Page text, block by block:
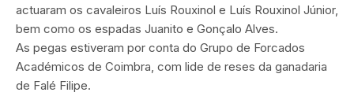
actuaram os cavaleiros Luís Rouxinol e Luís Rouxinol Júnior,
bem como os espadas Juanito e Gonçalo Alves.
As pegas estiveram por conta do Grupo de Forcados
Académicos de Coimbra, com lide de reses da ganadaria
de Falé Filipe.